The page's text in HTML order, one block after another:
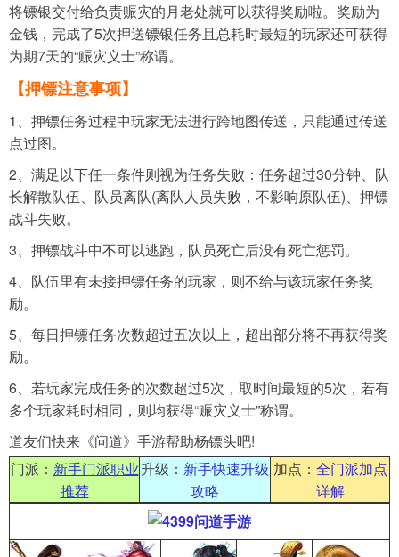
将镖银交付给负责赈灾的月老处就可以获得奖励啦。奖励为
金钱，完成了5次押送镖银任务且总耗时最短的玩家还可获得
为期7天的“赈灾义士”称谓。
【押镖注意事项】
1、押镖任务过程中玩家无法进行跨地图传送，只能通过传送
点过图。
2、满足以下任一条件则视为任务失败：任务超过30分钟、队
长解散队伍、队员离队(离队人员失败，不影响原队伍)、押镖
战斗失败。
3、押镖战斗中不可以逃跑，队员死亡后没有死亡惩罚。
4、队伍里有未接押镖任务的玩家，则不给与该玩家任务奖
励。
5、每日押镖任务次数超过五次以上，超出部分将不再获得奖
励。
6、若玩家完成任务的次数超过5次，取时间最短的5次，若有
多个玩家耗时相同，则均获得“赈灾义士”称谓。
道友们快来《问道》手游帮助杨镖头吧!
门派： 新手门派职业
推荐
升级： 新手快速升级
攻略
加点： 全门派加点
详解